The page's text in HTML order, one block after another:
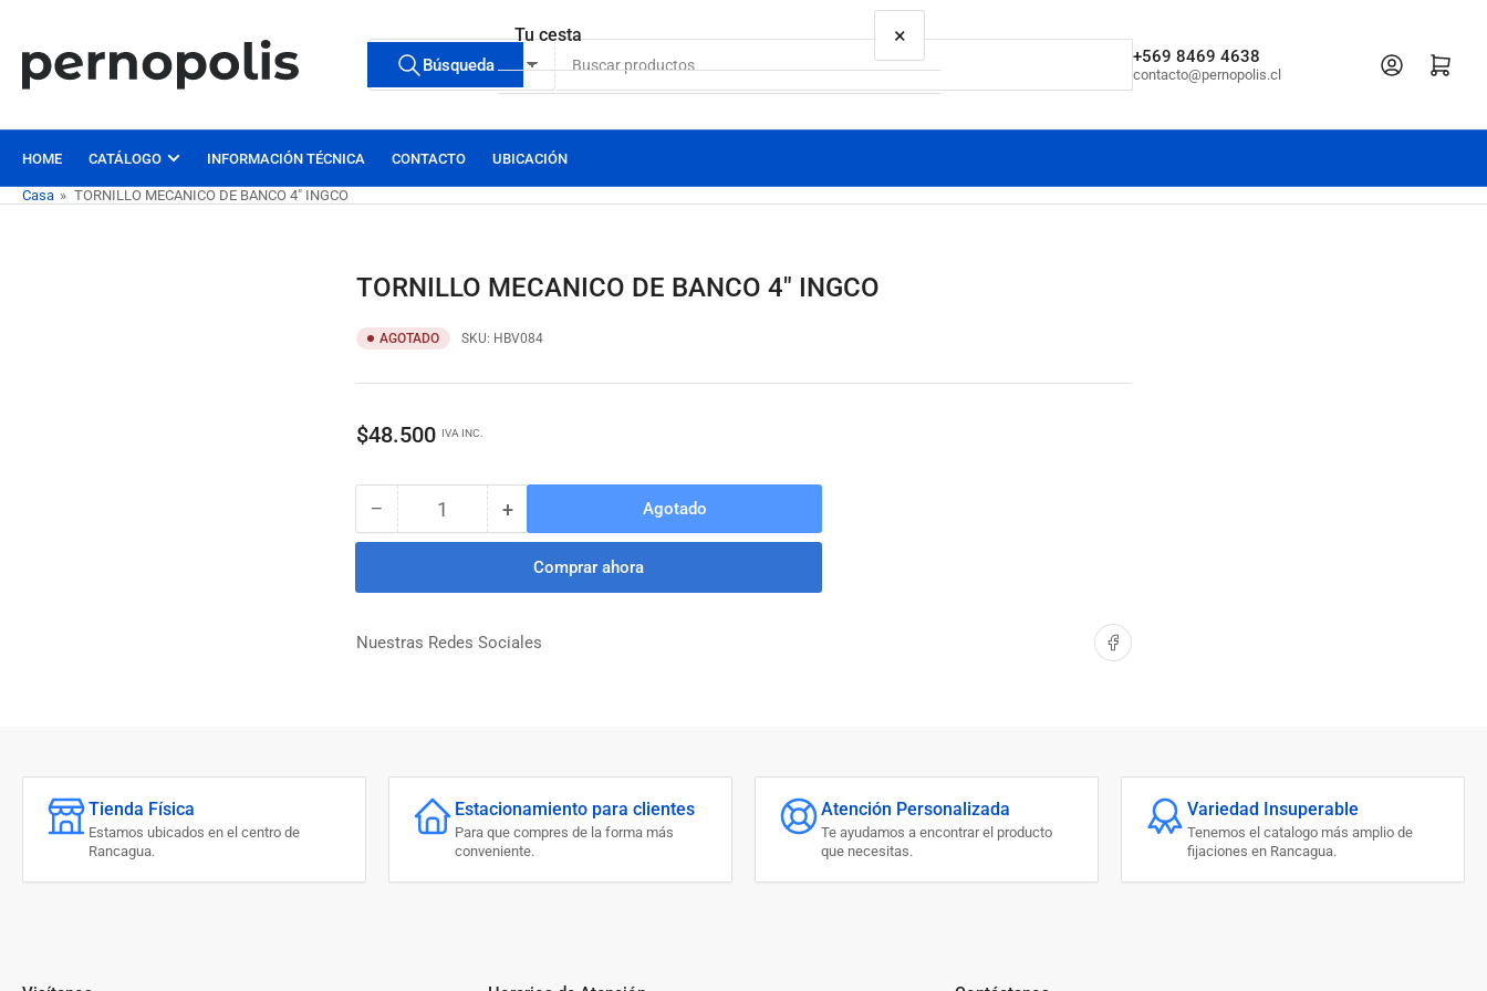
contenido
Todas las etiquetas
Buscar
productosBúsqueda +569 8469 4638
contacto@pernopolis.cl
Iniciar sesiónAbrir cesta
HOME CATÁLOGO INFORMACIÓN TÉCNICA CONTACTO UBICACIÓN
Casa » TORNILLO MECANICO DE BANCO 4" INGCO
TORNILLO MECANICO DE BANCO 4" INGCO
AGOTADO SKU: HBV084
Precio
$48.500 IVA INC.
− Reducir
cantidad
TORNILLO
DE
Cantidad +Aumentar
cantidad
para
TORNILLO
DE
Agotado
Comprar ahora
Nuestras Redes Sociales Compartir en Facebook
Tienda Física
Estamos ubicados en el centro de
Rancagua.
Estacionamiento para clientes
Para que compres de la forma más
conveniente.
Atención Personalizada
Te ayudamos a encontrar el producto
que necesitas.
Variedad Insuperable
Tenemos el catalogo más amplio de
fijaciones en Rancagua.
Tu cesta ×